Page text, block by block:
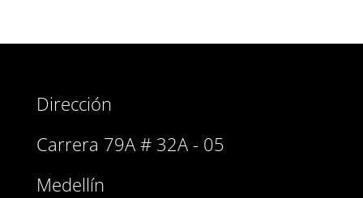
Dirección
Carrera 79A # 32A - 05
Medellín